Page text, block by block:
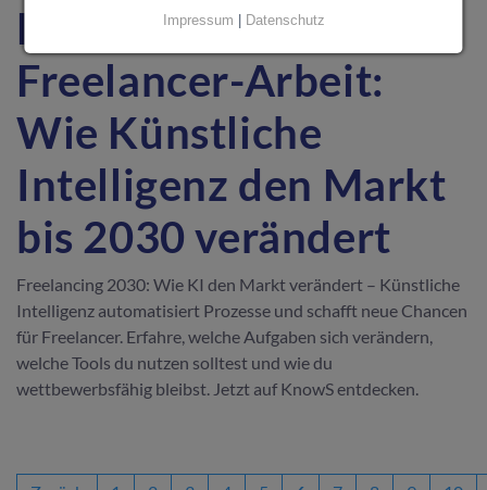
Die Zukunft der
Freelancer-Arbeit:
Wie Künstliche
Intelligenz den Markt
bis 2030 verändert
Freelancing 2030: Wie KI den Markt verändert – Künstliche
Intelligenz automatisiert Prozesse und schafft neue Chancen
für Freelancer. Erfahre, welche Aufgaben sich verändern,
welche Tools du nutzen solltest und wie du
wettbewerbsfähig bleibst. Jetzt auf KnowS entdecken.
Impressum Datenschutz